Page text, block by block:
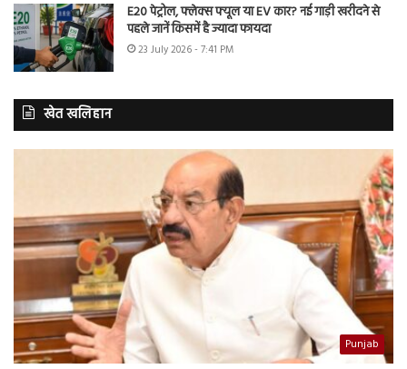
E20 पेट्रोल, फ्लेक्स फ्यूल या EV कार? नई गाड़ी खरीदने से
पहले जानें किसमें है ज्यादा फायदा
23 July 2026 - 7:41 PM
खेत खलिहान
Punjab